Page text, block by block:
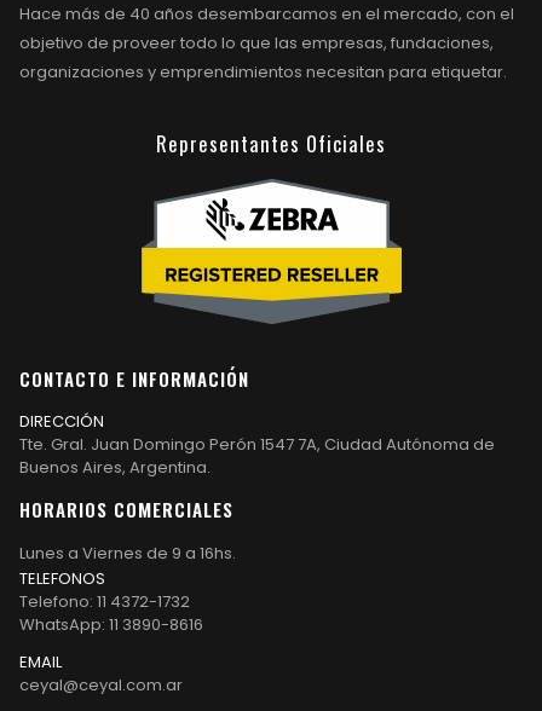
Hace más de 40 años desembarcamos en el mercado, con el
objetivo de proveer todo lo que las empresas, fundaciones,
organizaciones y emprendimientos necesitan para etiquetar.
Representantes Oficiales
CONTACTO E INFORMACIÓN
DIRECCIÓN
Tte. Gral. Juan Domingo Perón 1547 7A, Ciudad Autónoma de
Buenos Aires, Argentina.
HORARIOS COMERCIALES
Lunes a Viernes de 9 a 16hs.
TELEFONOS
Telefono: 11 4372-1732
WhatsApp: 11 3890-8616
EMAIL
ceyal@ceyal.com.ar